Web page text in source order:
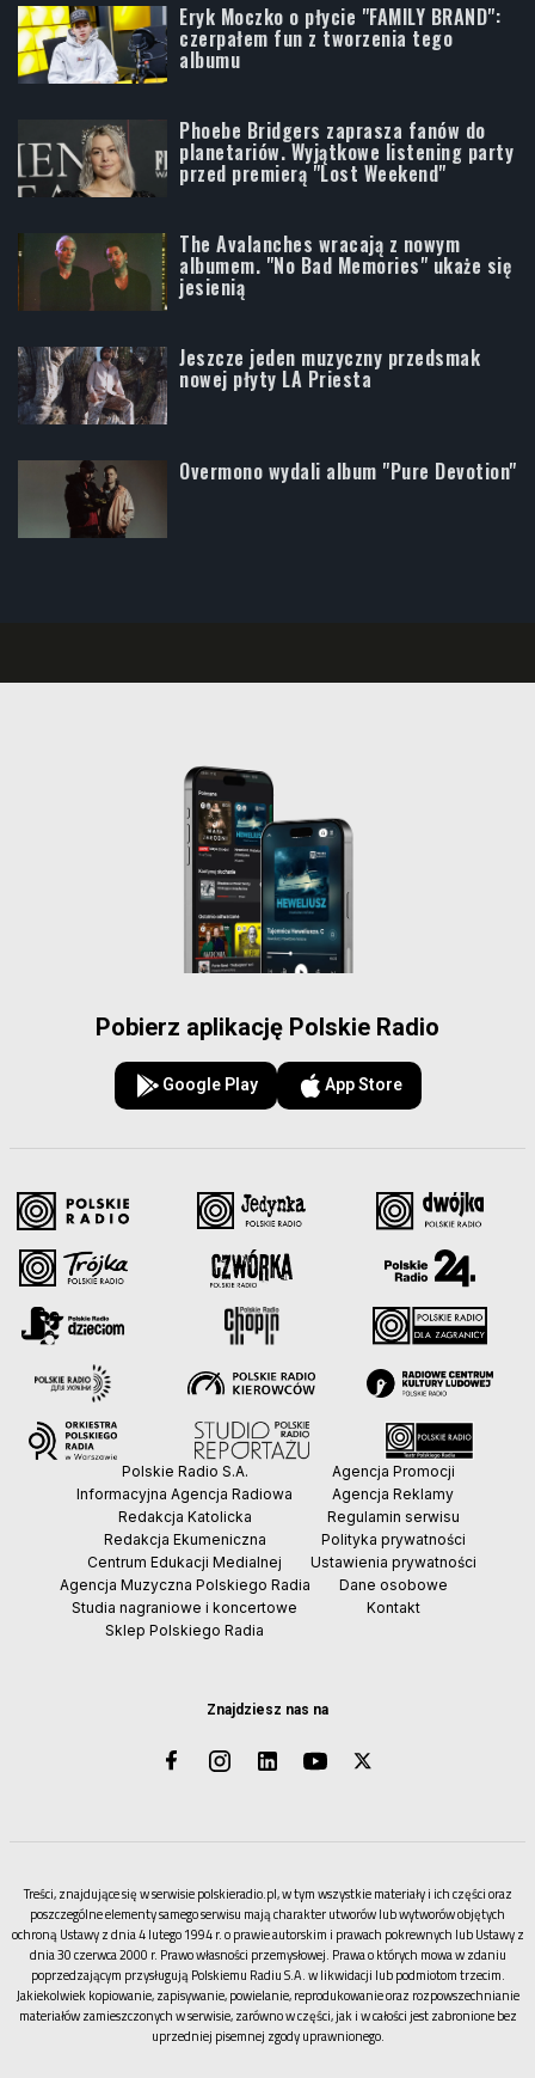
Eryk Moczko o płycie "FAMILY BRAND":
czerpałem fun z tworzenia tego
albumu
Phoebe Bridgers zaprasza fanów do
planetariów. Wyjątkowe listening party
przed premierą "Lost Weekend"
The Avalanches wracają z nowym
albumem. "No Bad Memories" ukaże się
jesienią
Jeszcze jeden muzyczny przedsmak
nowej płyty LA Priesta
Overmono wydali album "Pure Devotion"
Pobierz aplikację Polskie Radio
Google Play App Store
Znajdziesz nas na
Polskie Radio S.A.
Informacyjna Agencja Radiowa
Redakcja Katolicka
Redakcja Ekumeniczna
Centrum Edukacji Medialnej
Agencja Muzyczna Polskiego Radia
Studia nagraniowe i koncertowe
Sklep Polskiego Radia
Agencja Promocji
Agencja Reklamy
Regulamin serwisu
Polityka prywatności
Ustawienia prywatności
Dane osobowe
Kontakt
Treści, znajdujące się w serwisie polskieradio.pl, w tym wszystkie materiały i ich części oraz
poszczególne elementy samego serwisu mają charakter utworów lub wytworów objętych
ochroną Ustawy z dnia 4 lutego 1994 r. o prawie autorskim i prawach pokrewnych lub Ustawy z
dnia 30 czerwca 2000 r. Prawo własności przemysłowej. Prawa o których mowa w zdaniu
poprzedzającym przysługują Polskiemu Radiu S.A. w likwidacji lub podmiotom trzecim.
Jakiekolwiek kopiowanie, zapisywanie, powielanie, reprodukowanie oraz rozpowszechnianie
materiałów zamieszczonych w serwisie, zarówno w części, jak i w całości jest zabronione bez
uprzedniej pisemnej zgody uprawnionego.